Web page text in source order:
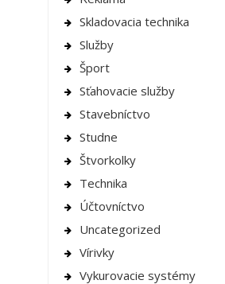
Skladovacia technika
Služby
Šport
Sťahovacie služby
Stavebníctvo
Studne
Štvorkolky
Technika
Účtovníctvo
Uncategorized
Vírivky
Vykurovacie systémy